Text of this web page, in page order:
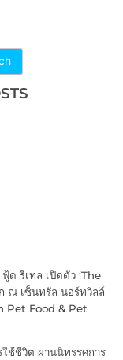
ด รีเทล เปิดตัว ‘The
ณ เซ็นทรัล นอร์ทวิลล์
Pet Food & Pet
ช้ชีวิต ผ่านนิทรรศการ